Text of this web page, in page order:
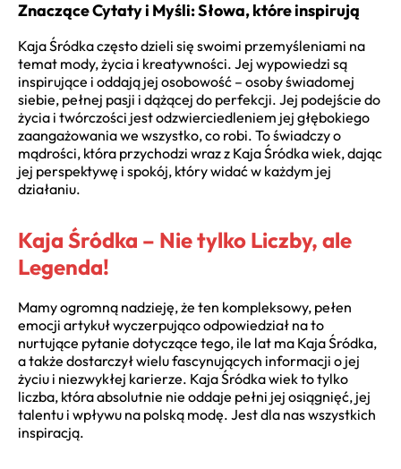
Znaczące Cytaty i Myśli: Słowa, które inspirują
Kaja Śródka często dzieli się swoimi przemyśleniami na
temat mody, życia i kreatywności. Jej wypowiedzi są
inspirujące i oddają jej osobowość – osoby świadomej
siebie, pełnej pasji i dążącej do perfekcji. Jej podejście do
życia i twórczości jest odzwierciedleniem jej głębokiego
zaangażowania we wszystko, co robi. To świadczy o
mądrości, która przychodzi wraz z Kaja Śródka wiek, dając
jej perspektywę i spokój, który widać w każdym jej
działaniu.
Kaja Śródka – Nie tylko Liczby, ale
Legenda!
Mamy ogromną nadzieję, że ten kompleksowy, pełen
emocji artykuł wyczerpująco odpowiedział na to
nurtujące pytanie dotyczące tego, ile lat ma Kaja Śródka,
a także dostarczył wielu fascynujących informacji o jej
życiu i niezwykłej karierze. Kaja Śródka wiek to tylko
liczba, która absolutnie nie oddaje pełni jej osiągnięć, jej
talentu i wpływu na polską modę. Jest dla nas wszystkich
inspiracją.